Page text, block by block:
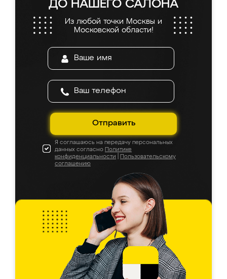
ДО НАШЕГО САЛОНА
Из любой точки Москвы и
Московской области!
Отправить
Я соглашаюсь на передачу персональных
данных согласно Политике
конфиденциальности
Пользовательскому
соглашению